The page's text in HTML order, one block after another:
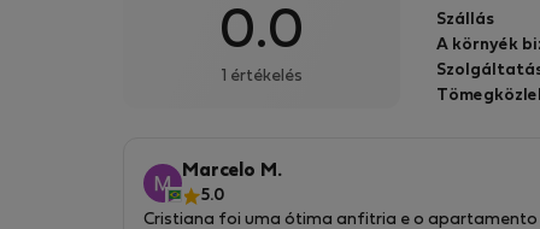
0.0
1 értékelés
Szállás
A környék
Marcelo M.
5.0
Cristiana foi uma ótima anfitria e o apartamento